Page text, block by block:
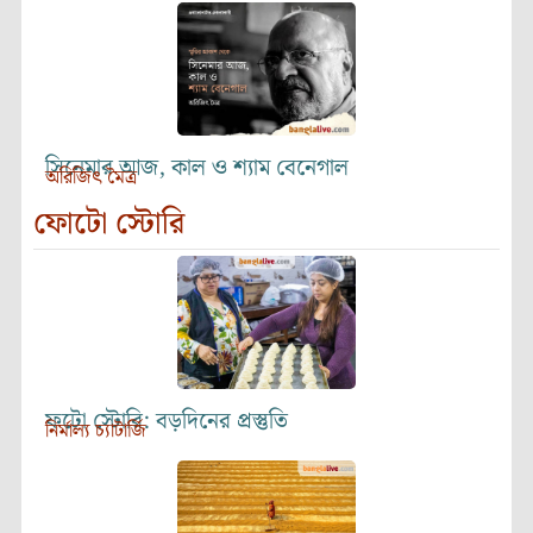
সিনেমার আজ, কাল ও শ্যাম বেনেগাল
অরিজিৎ মৈত্র
ফোটো স্টোরি
ফটো স্টোরি: বড়দিনের প্রস্তুতি
নির্মাল্য চ্যাটার্জি